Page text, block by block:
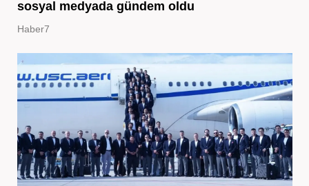
sosyal medyada gündem oldu
Haber7